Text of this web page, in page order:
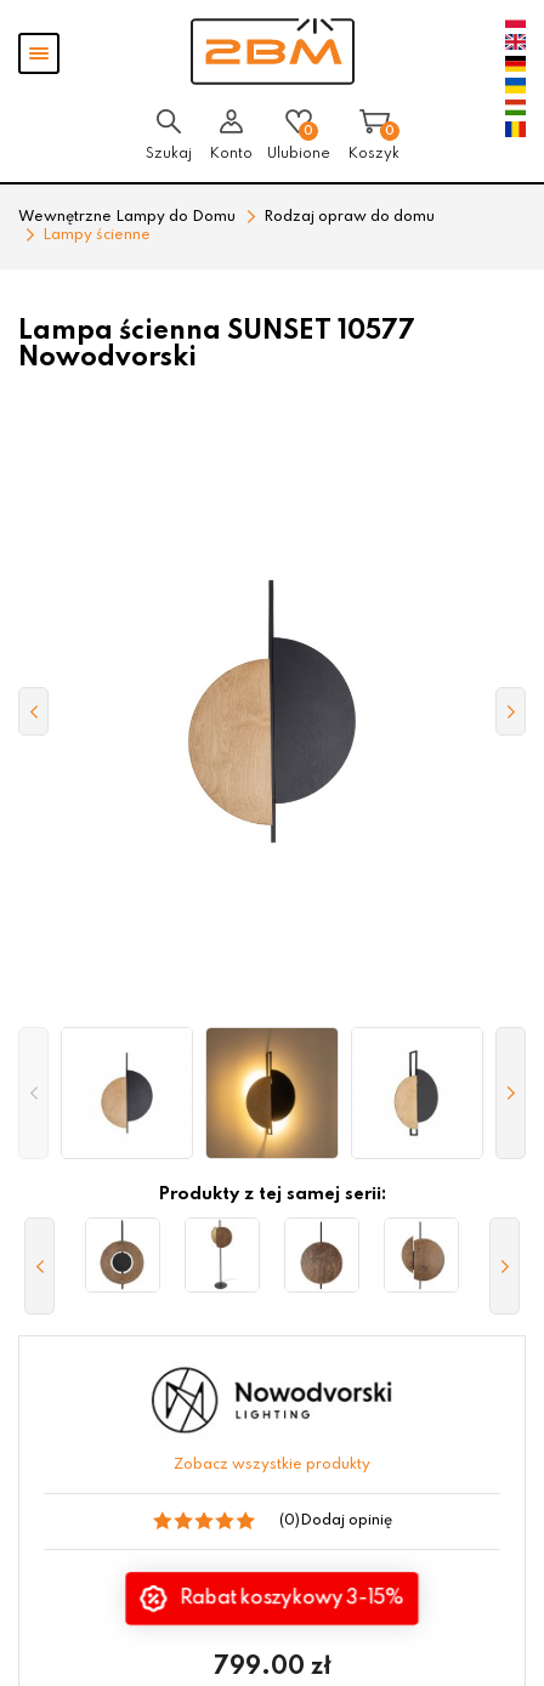
Pokaż
menu
Szukaj Konto
0
Ulubione
0
Koszyk
Wewnętrzne Lampy do Domu
Rodzaj opraw do domu
Lampy ścienne
Lampa ścienna SUNSET 10577
Nowodvorski
Produkty z tej samej serii:
Zobacz wszystkie produkty
(0) Dodaj opinię
Rabat koszykowy 3-15%
799.00 zł